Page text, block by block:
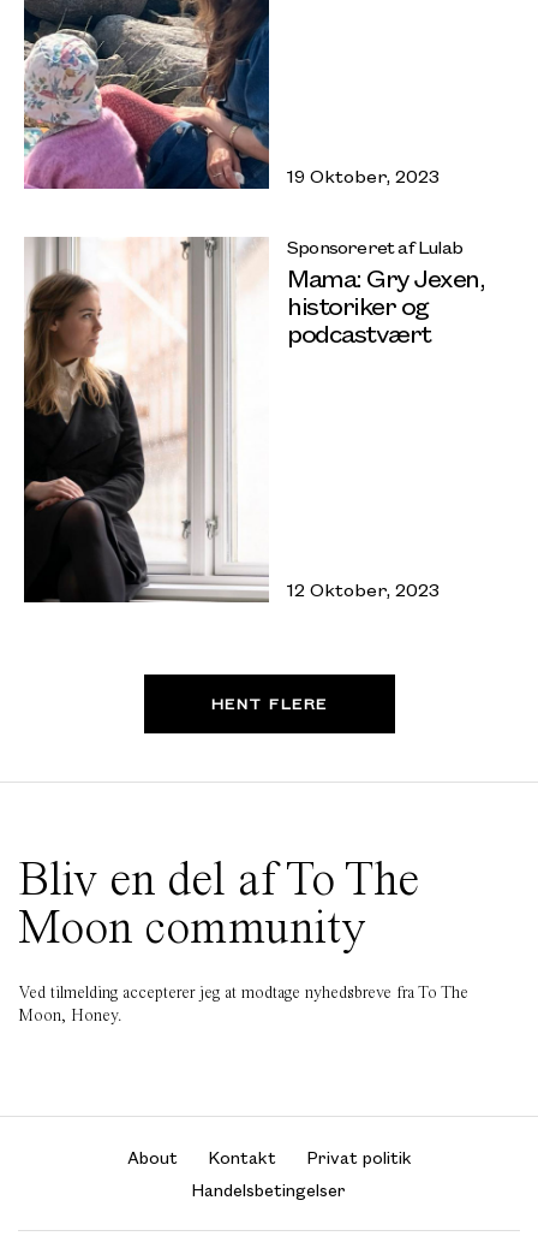
19 Oktober, 2023
Sponsoreret af Lulab
Mama: Gry Jexen,
historiker og
podcastvært
12 Oktober, 2023
HENT FLERE
Bliv en del af To The
Moon community
Ved tilmelding accepterer jeg at modtage nyhedsbreve fra To The
Moon, Honey.
About Kontakt
Privat politik
Handelsbetingelser